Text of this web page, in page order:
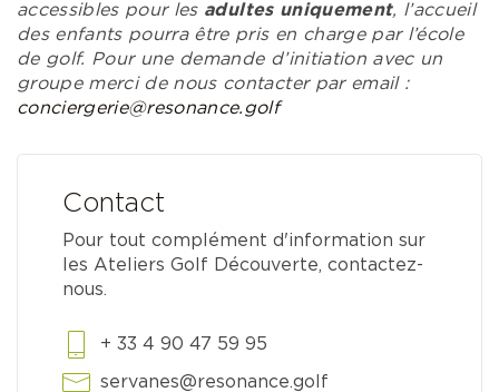
accessibles pour les adultes uniquement, l’accueil
des enfants pourra être pris en charge par l’école
de golf. Pour une demande d’initiation avec un
groupe merci de nous contacter par email :
conciergerie@resonance.golf
Contact
Pour tout complément d'information sur
les Ateliers Golf Découverte, contactez-
nous.
+ 33 4 90 47 59 95
servanes@resonance.golf